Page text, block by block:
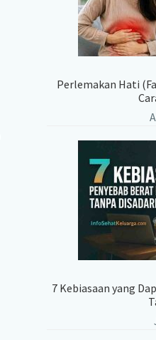
Perlemakan Hati
7 Kebiasaan yang